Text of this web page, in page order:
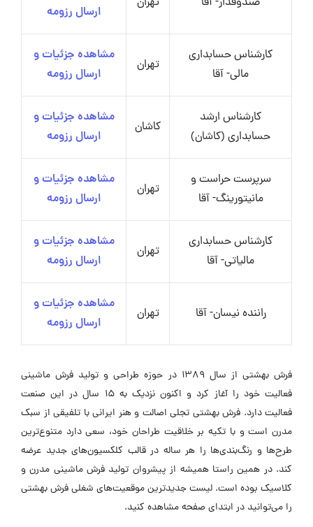
ارسال رزومه
کارشناس حسابداری
مالی- آقا
تهران
مشاهده جزئیات و
ارسال رزومه
کارشناس ارشد
حسابداری (کاشان)
کاشان
مشاهده جزئیات و
ارسال رزومه
سرپرست حراست و
مانیتورینگ- آقا
تهران
مشاهده جزئیات و
ارسال رزومه
کارشناس حسابداری
مالیاتی- آقا
تهران
مشاهده جزئیات و
ارسال رزومه
راننده نیسان- آقا تهران
مشاهده جزئیات و
ارسال رزومه
فرش بهشتی از سال 1389 در حوزه طراحی و تولید فرش ماشینی
فعالیت خود را آغاز کرد و اکنون نزدیک به 15 سال در این صنعت
فعالیت دارد. فرش بهشتی تجلی اصالت و هنر ایرانی با تلفیقی از سبک
مدرن است و با تکیه بر خلاقیت طراحان خود، سعی دارد متنوع‌ترین
طرح‌ها و رنگ‌بندی‌ها را هر ساله در قالب کلکسیون‌های جدید عرضه
کند. در همین راستا همیشه از پیشروان تولید فرش ماشینی مدرن و
کلاسیک بوده است. لیست جدیدترین موقعیت‌های شغلی فرش بهشتی
را می‌توانید در ابتدای صفحه مشاهده کنید.